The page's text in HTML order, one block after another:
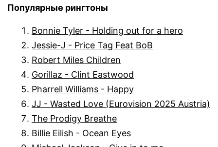
Популярные рингтоны
Bonnie Tyler - Holding out for a hero
Jessie-J - Price Tag Feat BoB
Robert Miles Children
Gorillaz - Clint Eastwood
Pharrell Williams - Happy
JJ - Wasted Love (Eurovision 2025 Austria)
The Prodigy Breathe
Billie Eilish - Ocean Eyes